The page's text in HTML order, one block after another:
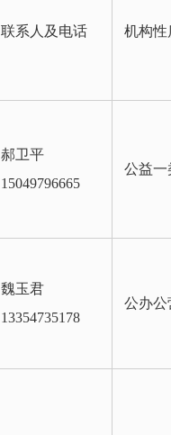
联系人及电话 机构性
郝卫平
15049796665
公益一
魏玉君
13354735178
公办公